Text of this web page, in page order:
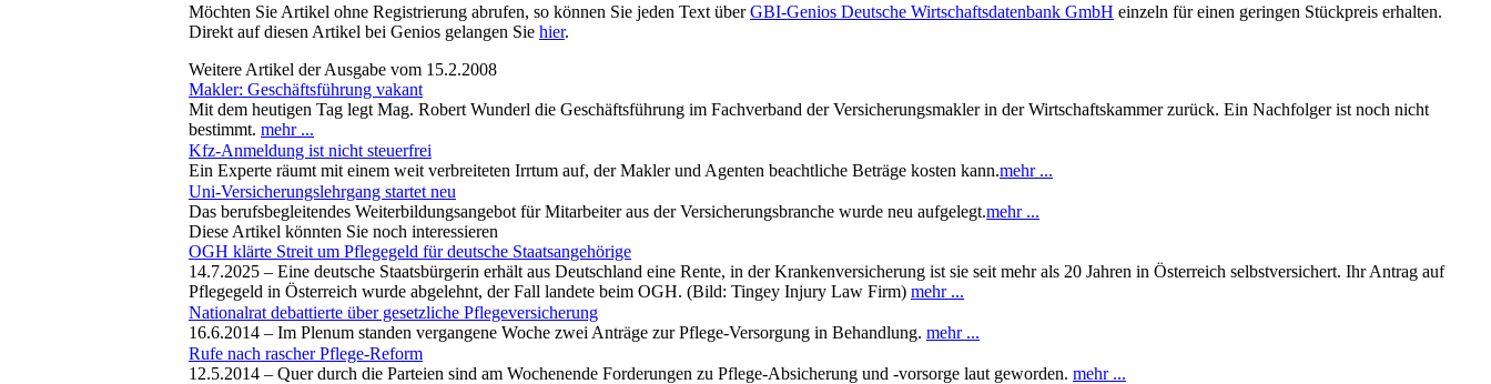
Möchten Sie Artikel ohne Registrierung abrufen, so können Sie jeden Text überGBI-Genios Deutsche Wirtschaftsdatenbank GmbH einzeln für einen geringen Stückpreis erhalten.
Direkt auf diesen Artikel bei Genios gelangen Sie hier.
Weitere Artikel der Ausgabe vom 15.2.2008
Makler: Geschäftsführung vakant
Mit dem heutigen Tag legt Mag. Robert Wunderl die Geschäftsführung im Fachverband der Versicherungsmakler in der Wirtschaftskammer zurück. Ein Nachfolger ist noch nicht
bestimmt. mehr ...
Kfz-Anmeldung ist nicht steuerfrei
Ein Experte räumt mit einem weit verbreiteten Irrtum auf, der Makler und Agenten beachtliche Beträge kosten kann.mehr ...
Uni-Versicherungslehrgang startet neu
Das berufsbegleitendes Weiterbildungsangebot für Mitarbeiter aus der Versicherungsbranche wurde neu aufgelegt.mehr ...
Diese Artikel könnten Sie noch interessieren
OGH klärte Streit um Pflegegeld für deutsche Staatsangehörige
14.7.2025 – Eine deutsche Staatsbürgerin erhält aus Deutschland eine Rente, in der Krankenversicherung ist sie seit mehr als 20 Jahren in Österreich selbstversichert. Ihr Antrag auf
Pflegegeld in Österreich wurde abgelehnt, der Fall landete beim OGH. (Bild: Tingey Injury Law Firm) mehr ...
Nationalrat debattierte über gesetzliche Pflegeversicherung
16.6.2014 – Im Plenum standen vergangene Woche zwei Anträge zur Pflege-Versorgung in Behandlung. mehr ...
Rufe nach rascher Pflege-Reform
12.5.2014 – Quer durch die Parteien sind am Wochenende Forderungen zu Pflege-Absicherung und -vorsorge laut geworden. mehr ...